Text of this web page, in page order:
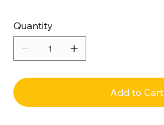
Quantity
Add to Cart